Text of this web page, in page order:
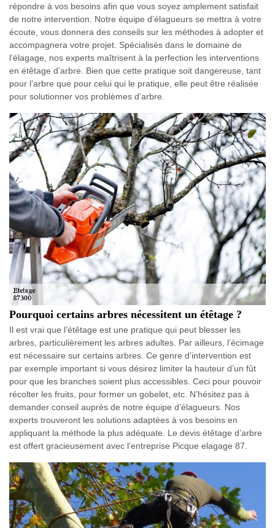
répondre à vos besoins afin que vous soyez amplement satisfait
de notre intervention. Notre équipe d’élagueurs se mettra à votre
écoute, vous donnera des conseils sur les méthodes à adopter et
accompagnera votre projet. Spécialisés dans le domaine de
l’élagage, nos experts maîtrisent à la perfection les interventions
en étêtage d’arbre. Bien que cette pratique soit dangereuse, tant
pour l’arbre que pour celui qui le pratique, elle peut être réalisée
pour solutionner vos problèmes d’arbre.
Pourquoi certains arbres nécessitent un étêtage ?
Il est vrai que l’étêtage est une pratique qui peut blesser les
arbres, particulièrement les arbres adultes. Par ailleurs, l’écimage
est nécessaire sur certains arbres. Ce genre d’intervention est
par exemple important si vous désirez limiter la hauteur d’un fût
pour que les branches soient plus accessibles. Ceci pour pouvoir
récolter les fruits, pour former un gobelet, etc. N’hésitez pas à
demander conseil auprès de notre équipe d’élagueurs. Nos
experts trouveront les solutions adaptées à vos besoins en
appliquant la méthode la plus adéquate. Le devis étêtage d’arbre
est offert gracieusement avec l’entreprise Picque elagage 87.